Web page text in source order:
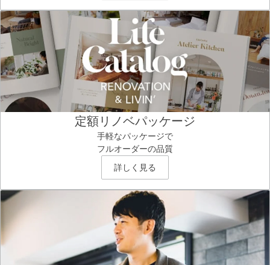
定額リノベパッケージ
手軽なパッケージで
フルオーダーの品質
詳しく見る